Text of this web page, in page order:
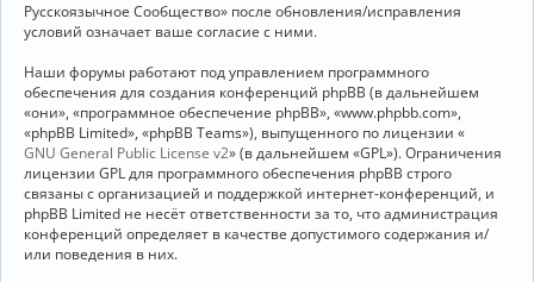
Русскоязычное Сообщество» после обновления/исправления
условий означает ваше согласие с ними.
Наши форумы работают под управлением программного
обеспечения для создания конференций phpBB (в дальнейшем
«они», «программное обеспечение phpBB», «www.phpbb.com»,
«phpBB Limited», «phpBB Teams»), выпущенного по лицензии «
GNU General Public License v2» (в дальнейшем «GPL»). Ограничения
лицензии GPL для программного обеспечения phpBB строго
связаны с организацией и поддержкой интернет-конференций, и
phpBB Limited не несёт ответственности за то, что администрация
конференций определяет в качестве допустимого содержания и/
или поведения в них.